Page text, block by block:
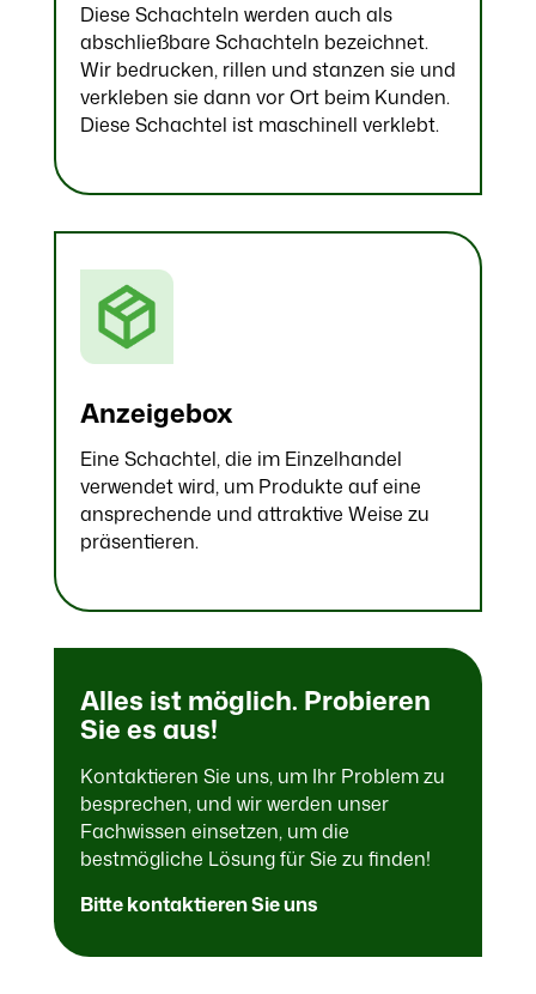
Diese Schachteln werden auch als
abschließbare Schachteln bezeichnet.
Wir bedrucken, rillen und stanzen sie und
verkleben sie dann vor Ort beim Kunden.
Diese Schachtel ist maschinell verklebt.
Anzeigebox
Eine Schachtel, die im Einzelhandel
verwendet wird, um Produkte auf eine
ansprechende und attraktive Weise zu
präsentieren.
Alles ist möglich. Probieren
Sie es aus!
Kontaktieren Sie uns, um Ihr Problem zu
besprechen, und wir werden unser
Fachwissen einsetzen, um die
bestmögliche Lösung für Sie zu finden!
Bitte kontaktieren Sie uns